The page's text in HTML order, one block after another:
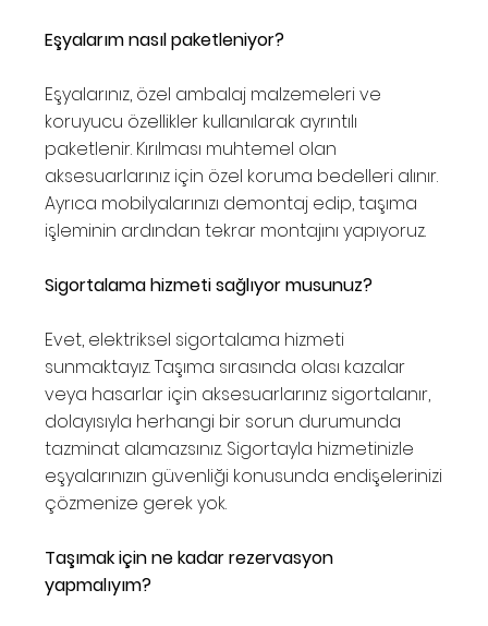
Eşyalarım nasıl paketleniyor?
Eşyalarınız, özel ambalaj malzemeleri ve
koruyucu özellikler kullanılarak ayrıntılı
paketlenir. Kırılması muhtemel olan
aksesuarlarınız için özel koruma bedelleri alınır.
Ayrıca mobilyalarınızı demontaj edip, taşıma
işleminin ardından tekrar montajını yapıyoruz.
Sigortalama hizmeti sağlıyor musunuz?
Evet, elektriksel sigortalama hizmeti
sunmaktayız. Taşıma sırasında olası kazalar
veya hasarlar için aksesuarlarınız sigortalanır,
dolayısıyla herhangi bir sorun durumunda
tazminat alamazsınız. Sigortayla hizmetinizle
eşyalarınızın güvenliği konusunda endişelerinizi
çözmenize gerek yok.
Taşımak için ne kadar rezervasyon
yapmalıyım?